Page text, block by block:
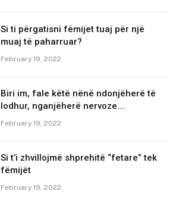
Si ti përgatisni fëmijet tuaj për një
muaj të paharruar?
February 19, 2022
Biri im, fale këtë nënë ndonjëherë të
lodhur, nganjëherë nervoze….
February 19, 2022
Si t’i zhvillojmë shprehitë “fetare” tek
fëmijët
February 19, 2022